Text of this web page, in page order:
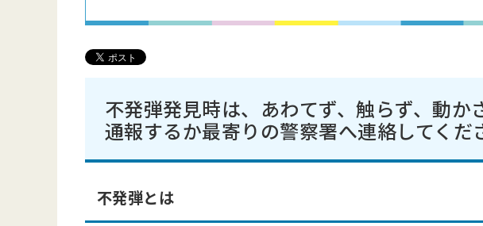
不発弾発見時は、あわてず、触らず、動か
通報するか最寄りの警察署へ連絡してくだ
不発弾とは